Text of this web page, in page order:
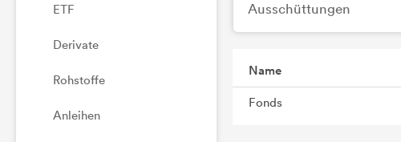
ETF
Derivate
Rohstoffe
Anleihen
Ausschüttungen
Name
Fonds